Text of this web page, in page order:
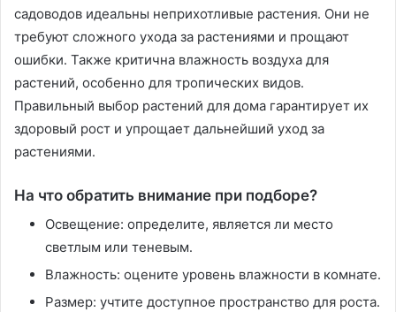
садоводов идеальны неприхотливые растения․ Они не
требуют сложного ухода за растениями и прощают
ошибки․ Также критична влажность воздуха для
растений, особенно для тропических видов․
Правильный выбор растений для дома гарантирует их
здоровый рост и упрощает дальнейший уход за
растениями․
На что обратить внимание при подборе?
Освещение: определите, является ли место
светлым или теневым․
Влажность: оцените уровень влажности в комнате․
Размер: учтите доступное пространство для роста․